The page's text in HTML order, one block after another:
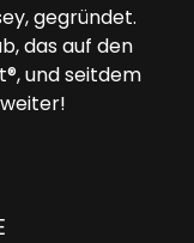
gegründet.
das auf den
und seitdem